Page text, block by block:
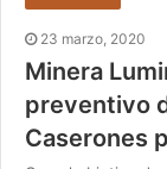
23 marzo, 2020
Minera
preventivo
Caserones